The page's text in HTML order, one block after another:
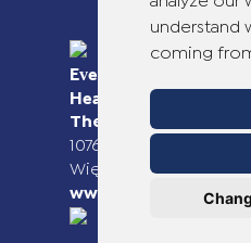
understand
coming
Everyday Smart
Healthcare Solutions
TheOTCLab B.V.
1076 EE Amsterdam,
Więcej informacji
www.theotclab.com